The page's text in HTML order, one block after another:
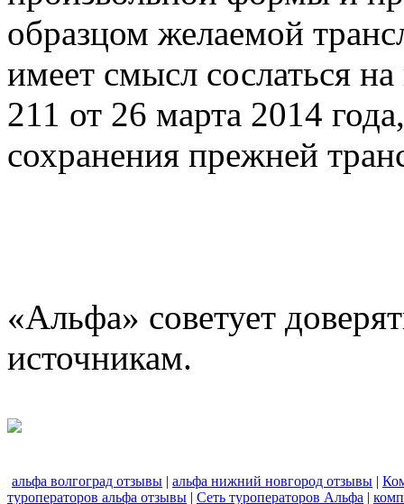
образцом желаемой
имеет смысл сослаться
211 от 26 марта 2014
сохранения прежней
«Альфа» советует
источникам.
альфа волгоград отзывы | альфа нижний новгород отзывы |
туроператоров альфа отзывы | Сеть туроператоров Альфа |